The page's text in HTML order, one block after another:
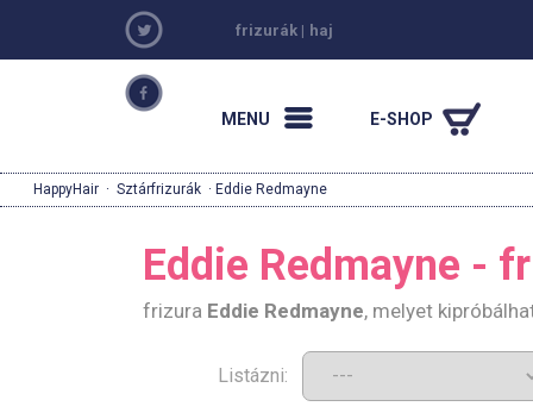
frizurák | haj
MENU E-SHOP
HappyHair · Sztárfrizurák · Eddie Redmayne
Eddie Redmayne -
frizura Eddie Redmayne, melyet
Listázni: